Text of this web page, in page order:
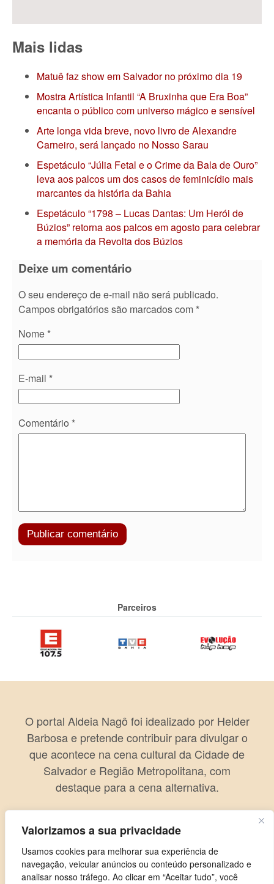
Valorizamos a sua privacidade
Usamos cookies para melhorar sua experiência de
navegação, veicular anúncios ou conteúdo personalizado e
analisar nosso tráfego. Ao clicar em “Aceitar tudo”, você
Mais lidas
Matuê faz show em Salvador no próximo dia 19
Mostra Artística Infantil “A Bruxinha que Era Boa”
encanta o público com universo mágico e sensível
Arte longa vida breve, novo livro de Alexandre
Carneiro, será lançado no Nosso Sarau
Espetáculo “Júlia Fetal e o Crime da Bala de Ouro”
leva aos palcos um dos casos de feminicídio mais
marcantes da história da Bahia
Espetáculo “1798 – Lucas Dantas: Um Herói de
Búzios” retorna aos palcos em agosto para celebrar
a memória da Revolta dos Búzios
Deixe um comentário
O seu endereço de e-mail não será publicado.
Campos obrigatórios são marcados com *
Nome *
E-mail *
Comentário *
Parceiros
O portal Aldeia Nagô foi idealizado por Helder
Barbosa e pretende contribuir para divulgar o
que acontece na cena cultural da Cidade de
Salvador e Região Metropolitana, com
destaque para a cena alternativa.